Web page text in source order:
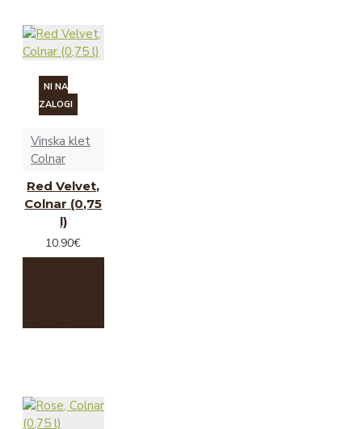
NI NA
ZALOGI
Vinska klet
Colnar
Red Velvet,
Colnar (0,75
l)
10.90€